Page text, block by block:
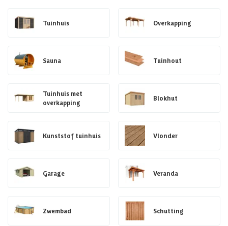
Tuinhuis Overkapping
Sauna Tuinhout
Tuinhuis met
overkapping
Blokhut
Kunststof tuinhuis Vlonder
Garage Veranda
Zwembad Schutting